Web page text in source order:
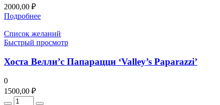
2000,00 ₽
Подробнее
Список желаний
Быстрый просмотр
Хоста Велли’с Папарацци ‘Valley’s Paparazzi’
0
1500,00 ₽
Количество